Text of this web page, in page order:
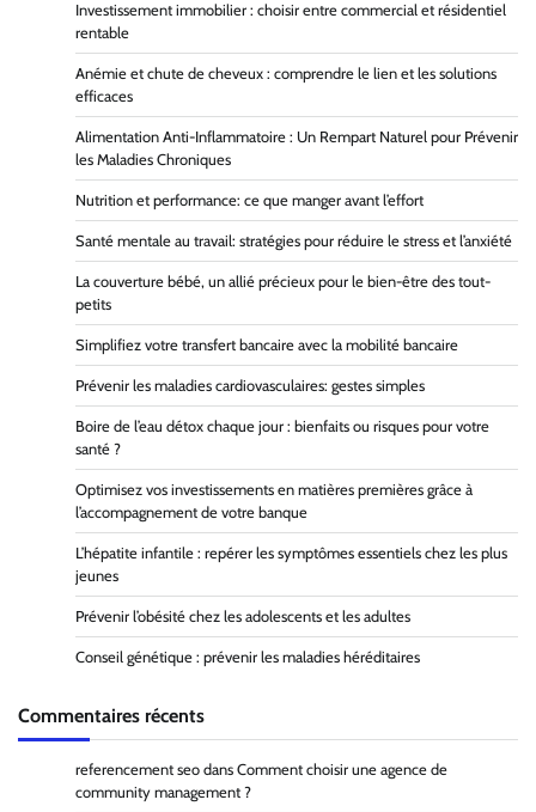
Investissement immobilier : choisir entre commercial et résidentiel
rentable
Anémie et chute de cheveux : comprendre le lien et les solutions
efficaces
Alimentation Anti-Inflammatoire : Un Rempart Naturel pour Prévenir
les Maladies Chroniques
Nutrition et performance: ce que manger avant l’effort
Santé mentale au travail: stratégies pour réduire le stress et l’anxiété
La couverture bébé, un allié précieux pour le bien-être des tout-
petits
Simplifiez votre transfert bancaire avec la mobilité bancaire
Prévenir les maladies cardiovasculaires: gestes simples
Boire de l’eau détox chaque jour : bienfaits ou risques pour votre
santé ?
Optimisez vos investissements en matières premières grâce à
l’accompagnement de votre banque
L’hépatite infantile : repérer les symptômes essentiels chez les plus
jeunes
Prévenir l’obésité chez les adolescents et les adultes
Conseil génétique : prévenir les maladies héréditaires
Commentaires récents
referencement seo dans Comment choisir une agence de
community management ?